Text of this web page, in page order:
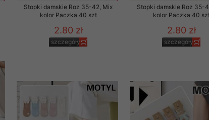
Stopki damskie Roz 35-42, Mix
kolor Paczka 40 szt
2.80 zł
szczegóły
Stopki damskie Roz 35-
kolor Paczka 40
2.80 zł
szczegóły